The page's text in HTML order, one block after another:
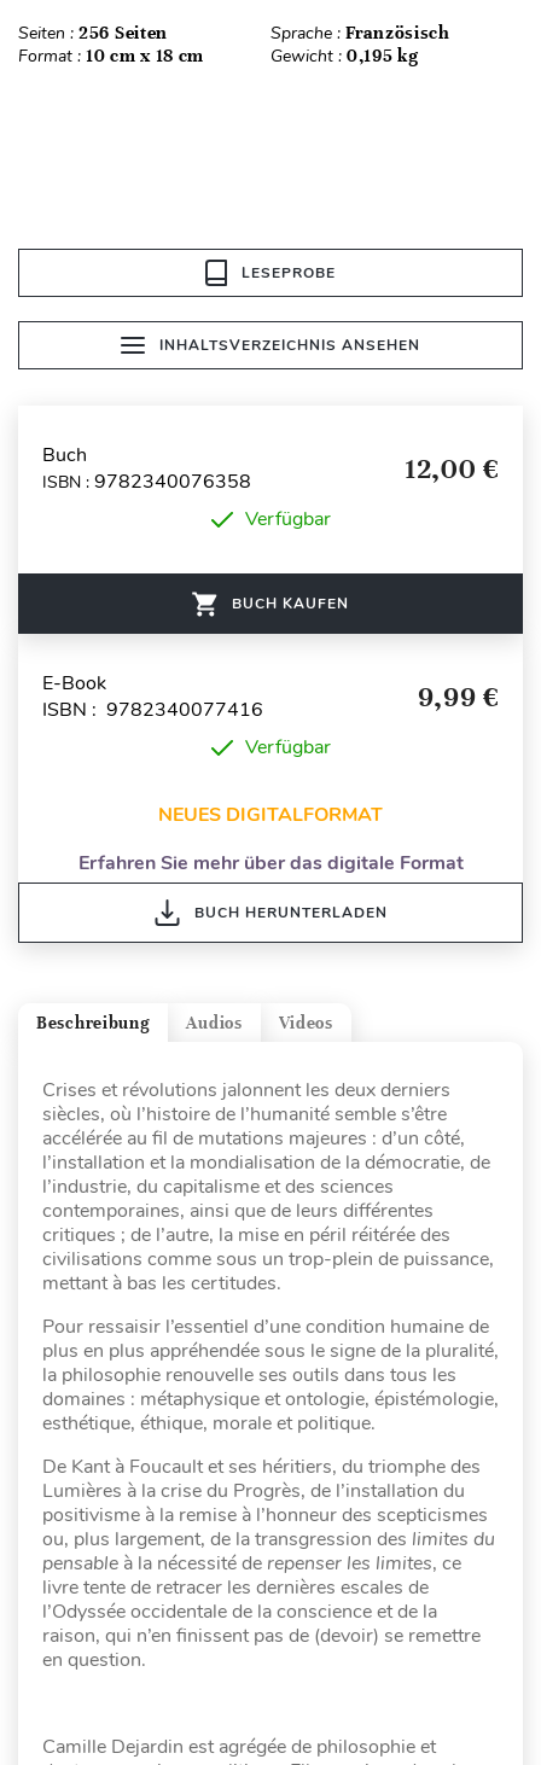
Seiten : 256 Seiten Sprache : Französisch
Format : 10 cm x 18 cm Gewicht : 0,195 kg
LESEPROBE
INHALTSVERZEICHNIS ANSEHEN
Buch
ISBN : 9782340076358 12,00 €
Verfügbar
BUCH KAUFEN
E-Book
ISBN : 9782340077416
9,99 €
Verfügbar
NEUES DIGITALFORMAT
Erfahren Sie mehr über das digitale Format
BUCH HERUNTERLADEN
Videos
Audios
Beschreibung
Crises et révolutions jalonnent les deux derniers
siècles, où l’histoire de l’humanité semble s’être
accélérée au fil de mutations majeures : d’un côté,
l’installation et la mondialisation de la démocratie, de
l’industrie, du capitalisme et des sciences
contemporaines, ainsi que de leurs différentes
critiques ; de l’autre, la mise en péril réitérée des
civilisations comme sous un trop-plein de puissance,
mettant à bas les certitudes.
Pour ressaisir l’essentiel d’une condition humaine de
plus en plus appréhendée sous le signe de la pluralité,
la philosophie renouvelle ses outils dans tous les
domaines : métaphysique et ontologie, épistémologie,
esthétique, éthique, morale et politique.
De Kant à Foucault et ses héritiers, du triomphe des
Lumières à la crise du Progrès, de l’installation du
positivisme à la remise à l’honneur des scepticismes
ou, plus largement, de la transgression des limites du
pensable à la nécessité de repenser les limites, ce
livre tente de retracer les dernières escales de
l’Odyssée occidentale de la conscience et de la
raison, qui n’en finissent pas de (devoir) se remettre
en question.
Camille Dejardin est agrégée de philosophie et